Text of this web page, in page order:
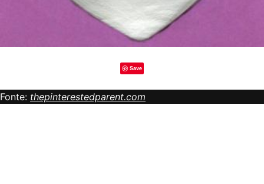
Save
Fonte: thepinterestedparent.com